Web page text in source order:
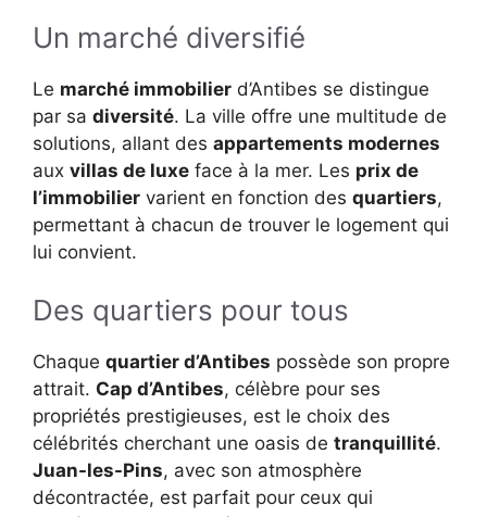
Un marché diversifié
Le marché immobilier d’Antibes se distingue
par sa diversité. La ville offre une multitude de
solutions, allant des appartements modernes
aux villas de luxe face à la mer. Les prix de
l’immobilier varient en fonction des quartiers,
permettant à chacun de trouver le logement qui
lui convient.
Des quartiers pour tous
Chaque quartier d’Antibes possède son propre
attrait. Cap d’Antibes, célèbre pour ses
propriétés prestigieuses, est le choix des
célébrités cherchant une oasis de tranquillité.
Juan-les-Pins, avec son atmosphère
décontractée, est parfait pour ceux qui